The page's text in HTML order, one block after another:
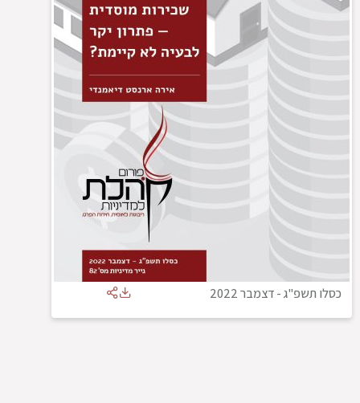
כסלו תשפ"ג-דצמבר 2022